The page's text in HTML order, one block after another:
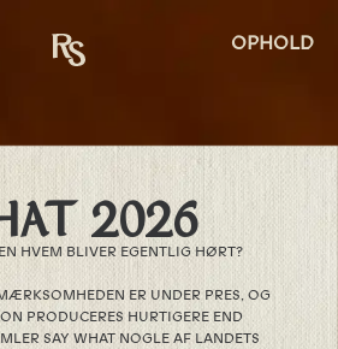
OPHOLD
2026
HVEM BLIVER EGENTLIG HØRT?
ER UNDER PRES, OG
PRODUCERES HURTIGERE END
SAY WHAT NOGLE AF LANDETS